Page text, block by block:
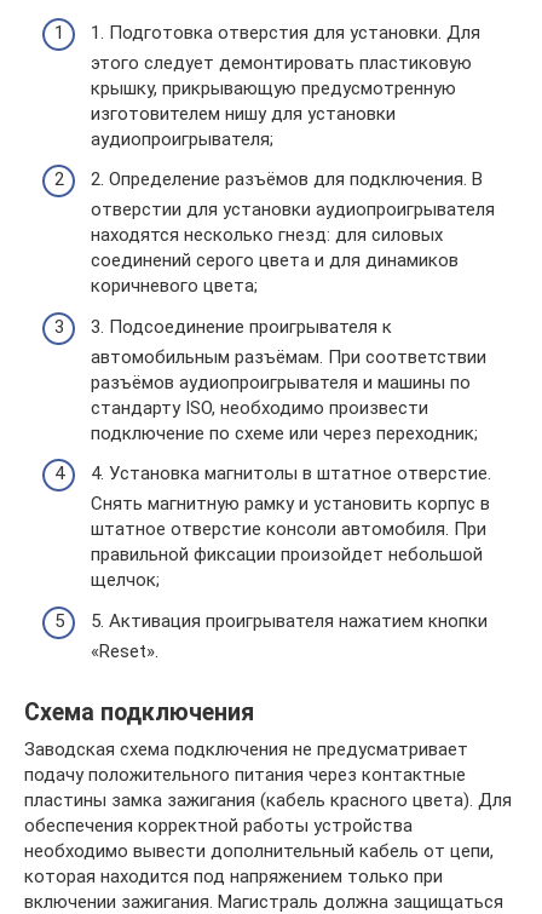
1. Подготовка отверстия для установки. Для
этого следует демонтировать пластиковую
крышку, прикрывающую предусмотренную
изготовителем нишу для установки
аудиопроигрывателя;
2. Определение разъёмов для подключения. В
отверстии для установки аудиопроигрывателя
находятся несколько гнезд: для силовых
соединений серого цвета и для динамиков
коричневого цвета;
3. Подсоединение проигрывателя к
автомобильным разъёмам. При соответствии
разъёмов аудиопроигрывателя и машины по
стандарту ISO, необходимо произвести
подключение по схеме или через переходник;
4. Установка магнитолы в штатное отверстие.
Снять магнитную рамку и установить корпус в
штатное отверстие консоли автомобиля. При
правильной фиксации произойдет небольшой
щелчок;
5. Активация проигрывателя нажатием кнопки
«Reset».
Схема подключения
Заводская схема подключения не предусматривает
подачу положительного питания через контактные
пластины замка зажигания (кабель красного цвета). Для
обеспечения корректной работы устройства
необходимо вывести дополнительный кабель от цепи,
которая находится под напряжением только при
включении зажигания. Магистраль должна защищаться